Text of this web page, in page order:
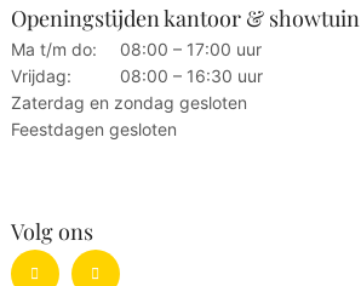
Openingstijden kantoor & showtuin
Ma t/m do:
08:00 – 17:00 uur
Vrijdag:
08:00 – 16:30 uur
Zaterdag en zondag gesloten
Feestdagen gesloten
Volg ons